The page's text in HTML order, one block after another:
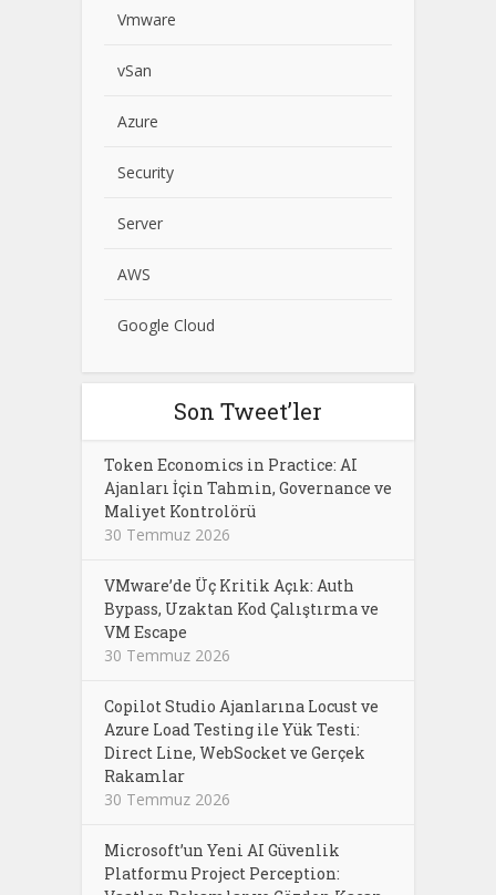
Vmware
vSan
Azure
Security
Server
AWS
Google Cloud
Son Tweet’ler
Token Economics in Practice: AI
Ajanları İçin Tahmin, Governance ve
Maliyet Kontrolörü
30 Temmuz 2026
VMware’de Üç Kritik Açık: Auth
Bypass, Uzaktan Kod Çalıştırma ve
VM Escape
30 Temmuz 2026
Copilot Studio Ajanlarına Locust ve
Azure Load Testing ile Yük Testi:
Direct Line, WebSocket ve Gerçek
Rakamlar
30 Temmuz 2026
Microsoft’un Yeni AI Güvenlik
Platformu Project Perception: